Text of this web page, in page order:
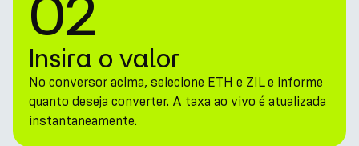
02
Insira o valor
No conversor acima, selecione ETH e ZIL e informe
quanto deseja converter. A taxa ao vivo é atualizada
instantaneamente.